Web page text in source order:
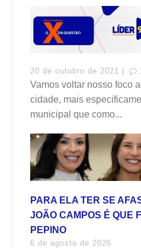
20 de outubro de 2021 | 1
Vamos voltar nosso foco
cidade, mais
municipal que como...
PARA ELA TER SE
JOÃO CAMPOS É QUE
PEPINO
6 de agosto de 2026